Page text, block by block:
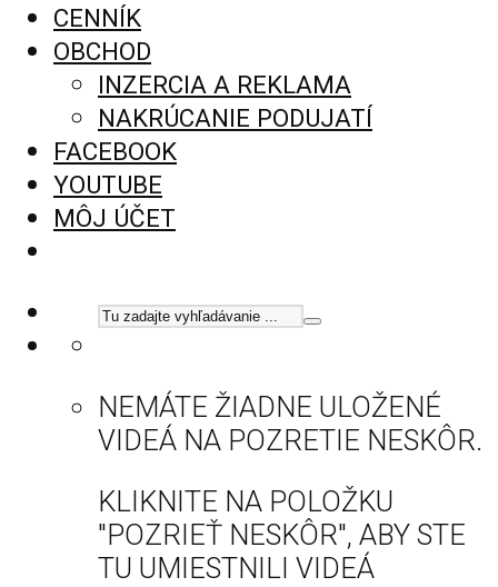
CENNÍK
OBCHOD
INZERCIA A REKLAMA
NAKRÚCANIE PODUJATÍ
FACEBOOK
YOUTUBE
MÔJ ÚČET
NEMÁTE ŽIADNE ULOŽENÉ
VIDEÁ NA POZRETIE NESKÔR.
KLIKNITE NA POLOŽKU
"POZRIEŤ NESKÔR", ABY STE
TU UMIESTNILI VIDEÁ